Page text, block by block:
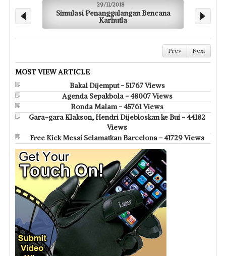
29/11/2018
Simulasi Penanggulangan Bencana
Karhutla
Prev Next
MOST VIEW ARTICLE
Bakal Dijemput - 51767 Views
Agenda Sepakbola - 48007 Views
Ronda Malam - 45761 Views
Gara-gara Klakson, Hendri Dijebloskan ke Bui - 44182
Views
Free Kick Messi Selamatkan Barcelona - 41729 Views